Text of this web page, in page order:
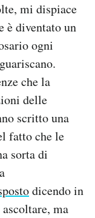
mi dispiace
è diventato un
ogni
che la
delle
scritto una
fatto che le
sorta di
dicendo in
ma